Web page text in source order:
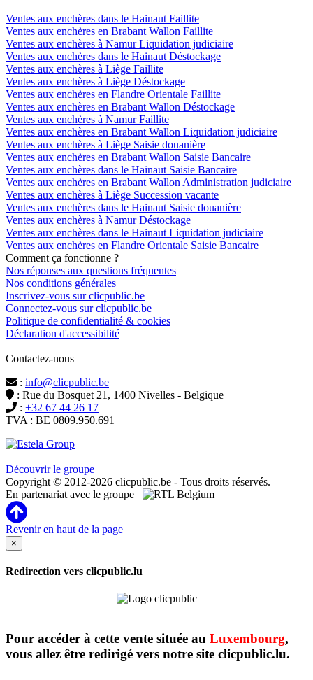
Ventes aux enchères dans le Hainaut Faillite
Ventes aux enchères en Brabant Wallon Faillite
Ventes aux enchères à Namur Liquidation judiciaire
Ventes aux enchères dans le Hainaut Déstockage
Ventes aux enchères à Liège Faillite
Ventes aux enchères à Liège Déstockage
Ventes aux enchères en Flandre Orientale Faillite
Ventes aux enchères en Brabant Wallon Déstockage
Ventes aux enchères à Namur Faillite
Ventes aux enchères en Brabant Wallon Liquidation judiciaire
Ventes aux enchères à Liège Saisie douanière
Ventes aux enchères en Brabant Wallon Saisie Bancaire
Ventes aux enchères dans le Hainaut Saisie Bancaire
Ventes aux enchères en Brabant Wallon Administration judiciaire
Ventes aux enchères à Liège Succession vacante
Ventes aux enchères dans le Hainaut Saisie douanière
Ventes aux enchères à Namur Déstockage
Ventes aux enchères dans le Hainaut Liquidation judiciaire
Ventes aux enchères en Flandre Orientale Saisie Bancaire
Comment ça fonctionne ?
Nos réponses aux questions fréquentes
Nos conditions générales
Inscrivez-vous sur clicpublic.be
Connectez-vous sur clicpublic.be
Politique de confidentialité & cookies
Déclaration d'accessibilité
Contactez-nous
: info@clicpublic.be
: Rue du Bosquet 21, 1400 Nivelles - Belgique
: +32 67 44 26 17
TVA : BE 0809.950.691
Découvrir le groupe
Copyright © 2012-2026 clicpublic.be - Tous droits réservés.
En partenariat avec le groupe
Revenir en haut de la page
×
Redirection vers clicpublic.lu
Pour accéder à cette vente située au Luxembourg,
vous allez être redirigé vers notre site clicpublic.lu.